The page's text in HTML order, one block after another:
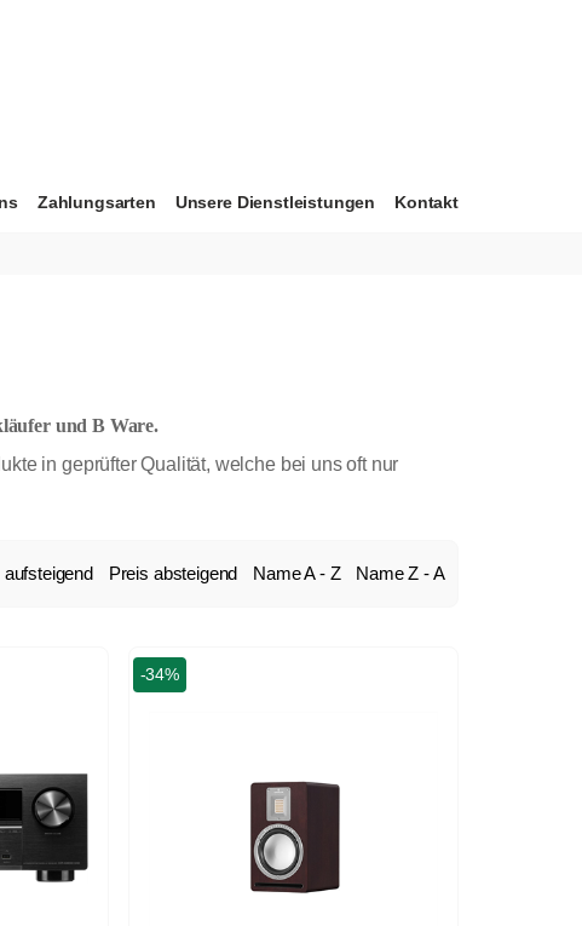
Zahlungsarten Unsere Dienstleistungen Kontakt
und B Ware.
in geprüfter Qualität, welche bei uns oft nur
aufsteigend Preis absteigend Name A - Z Name Z - A
-34%